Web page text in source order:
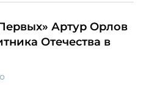
Артур Орлов
Отечества в